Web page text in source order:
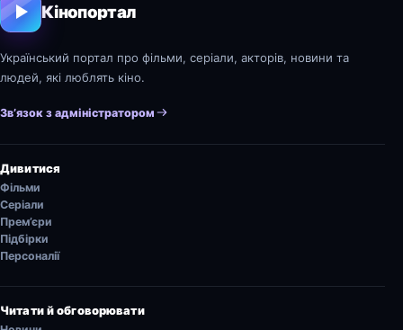
Кінопортал
Український портал про фільми, серіали, акторів, новини та
людей, які люблять кіно.
Зв’язок з адміністратором
Дивитися
Фільми
Серіали
Прем’єри
Підбірки
Персоналії
Читати й обговорювати